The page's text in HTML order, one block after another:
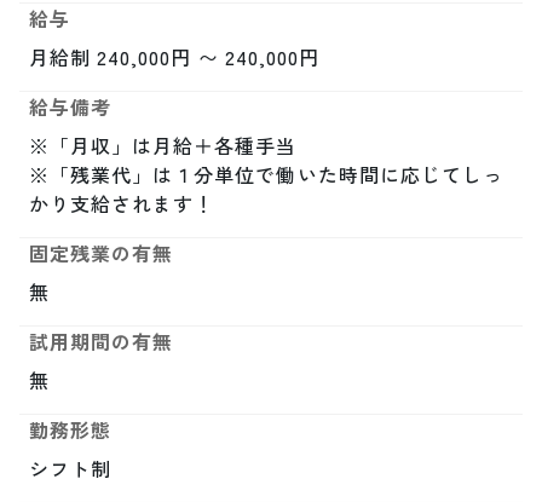
給与
月給制 240,000円 〜 240,000円
給与備考
※「月収」は月給＋各種手当
※「残業代」は１分単位で働いた時間に応じてしっ
かり支給されます！
固定残業の有無
無
試用期間の有無
無
勤務形態
シフト制